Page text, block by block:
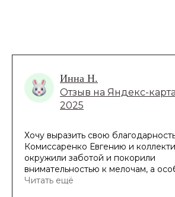
Александр Магдич
Отзыв на Яндекс-
2025
Делал ремонт в ЖК "Аванта"!
компанию, пересмотрел кучу
презентаций компаний.
Neapol! Делал по удаленке! Все
качественно и добросовестно!
Читать ещё